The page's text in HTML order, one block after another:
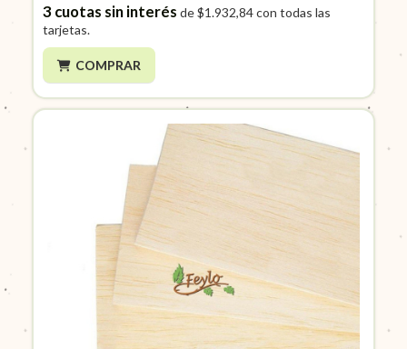
3cuotas sin interés de$1.932,84con todas las
tarjetas.
COMPRAR